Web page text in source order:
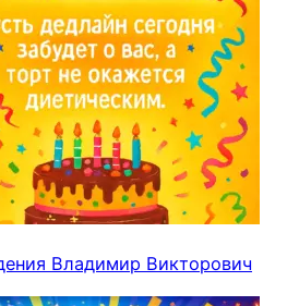
Владимир Викторович